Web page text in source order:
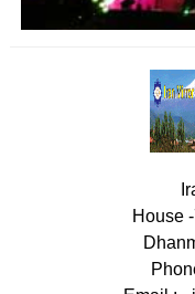
House